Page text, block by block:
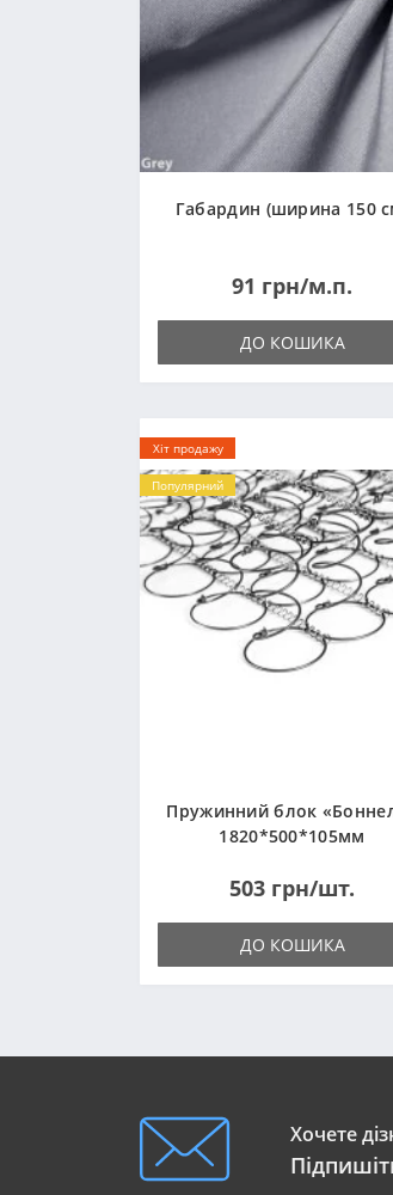
Габардин (ширина 150
91 грн/м.п.
ДО КОШИКА
Хіт продажу
Популярний
Пружинний блок
1820*500*105мм
503 грн/шт.
ДО КОШИКА
Хочете